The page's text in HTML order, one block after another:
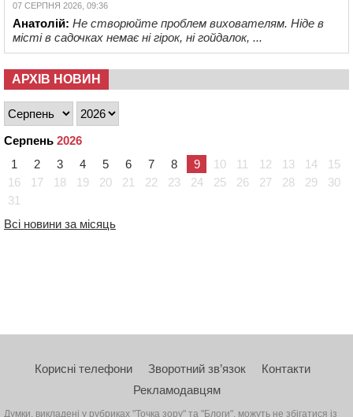
07 СЕРПНЯ 2026, 09:36
Анатолій: Не створюйте проблем вихователям. Ніде в
місті в садочках немає ні гірок, ні гойдалок, ...
АРХІВ НОВИН
Серпень 2026
1
2 3 4 5 6 7 8 9 10 11 12 13 14
15
16
17 18 19 20 21 22 23 24 25 26 27 28 29
30
31
Всі новини за місяць
Корисні телефони Зворотний зв’язок
Контакти
Рекламодавцям
Думки, викладені у рубриках "Точка зору" та "Блоги", можуть не збігатися із